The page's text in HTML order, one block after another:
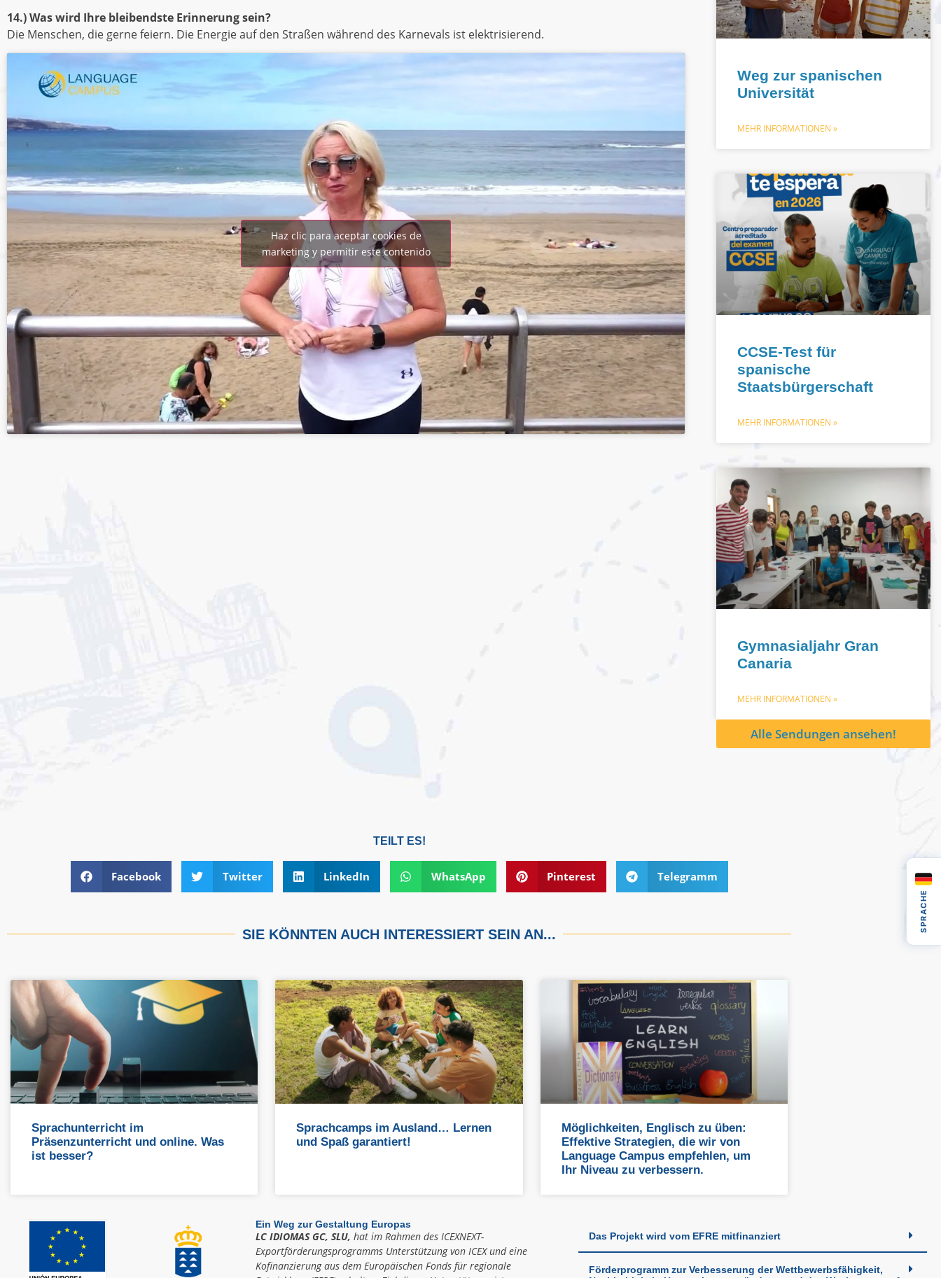
14.) Was wird Ihre bleibendste Erinnerung sein?
Die Menschen, die gerne feiern. Die Energie auf den Straßen während des Karnevals ist elektrisierend.
Haz clic para aceptar cookies de
marketing y permitir este contenido
Weg zur spanischen
Universität
MEHR INFORMATIONEN »
CCSE-Test für
spanische
Staatsbürgerschaft
MEHR INFORMATIONEN »
Gymnasialjahr Gran
Canaria
MEHR INFORMATIONEN »
Alle Sendungen ansehen!
TEILT ES!
Facebook Twitter LinkedIn WhatsApp Pinterest Telegramm
SIE KÖNNTEN AUCH INTERESSIERT SEIN AN...
Sprachunterricht im
Präsenzunterricht und online. Was
ist besser?
Sprachcamps im Ausland… Lernen
und Spaß garantiert!
Möglichkeiten, Englisch zu üben:
Effektive Strategien, die wir von
Language Campus empfehlen, um
Ihr Niveau zu verbessern.
Ein Weg zur Gestaltung Europas
LC IDIOMAS GC, SLU, hat im Rahmen des ICEXNEXT-
Exportförderungsprogramms Unterstützung von ICEX und eine
Kofinanzierung aus dem Europäischen Fonds für regionale
Das Projekt wird vom EFRE mitfinanziert
Förderprogramm zur Verbesserung der Wettbewerbsfähigkeit,
SPRACHE